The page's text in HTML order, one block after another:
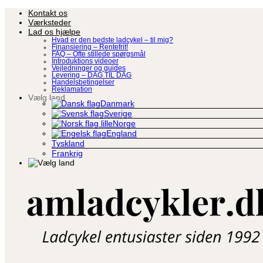
Fortsæt
indhold
Kontakt os
Værksteder
Lad os hjælpe
Hvad er den bedste ladcykel – til mig?
Finansiering – Rentefrit!
FAQ – Ofte stillede spørgsmål
Introduktions videoer
Vejledninger og guides
Levering – DAG TIL DAG
Handelsbetingelser
Reklamation
Vælg land
Danmark
Sverige
Norge
England
Tyskland
Frankrig